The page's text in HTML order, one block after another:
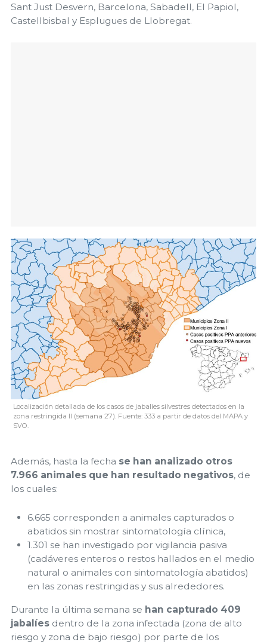
Sant Just Desvern, Barcelona, Sabadell, El Papiol,
Castellbisbal y Esplugues de Llobregat.
Localización detallada de los casos de jabalíes silvestres detectados en la
zona restringida II (semana 27). Fuente: 333 a partir de datos del MAPA y
SVO.
Además, hasta la fecha se han analizado otros
7.966 animales que han resultado negativos, de
los cuales:
6.665 corresponden a animales capturados o
abatidos sin mostrar sintomatología clínica,
1.301 se han investigado por vigilancia pasiva
(cadáveres enteros o restos hallados en el medio
natural o animales con sintomatología abatidos)
en las zonas restringidas y sus alrededores.
Durante la última semana se han capturado 409
jabalíes dentro de la zona infectada (zona de alto
riesgo y zona de bajo riesgo) por parte de los